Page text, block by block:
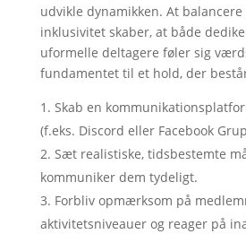
udvikle dynamikken. At
inklusivitet skaber, at både
uformelle deltagere føler sig
fundamentet til et hold, der
Skab en
(f.eks. Discord eller Facebook
Sæt realistiske, tidsbestemte
kommuniker dem tydeligt.
Forbliv opmærksom på
aktivitetsniveauer og reager på